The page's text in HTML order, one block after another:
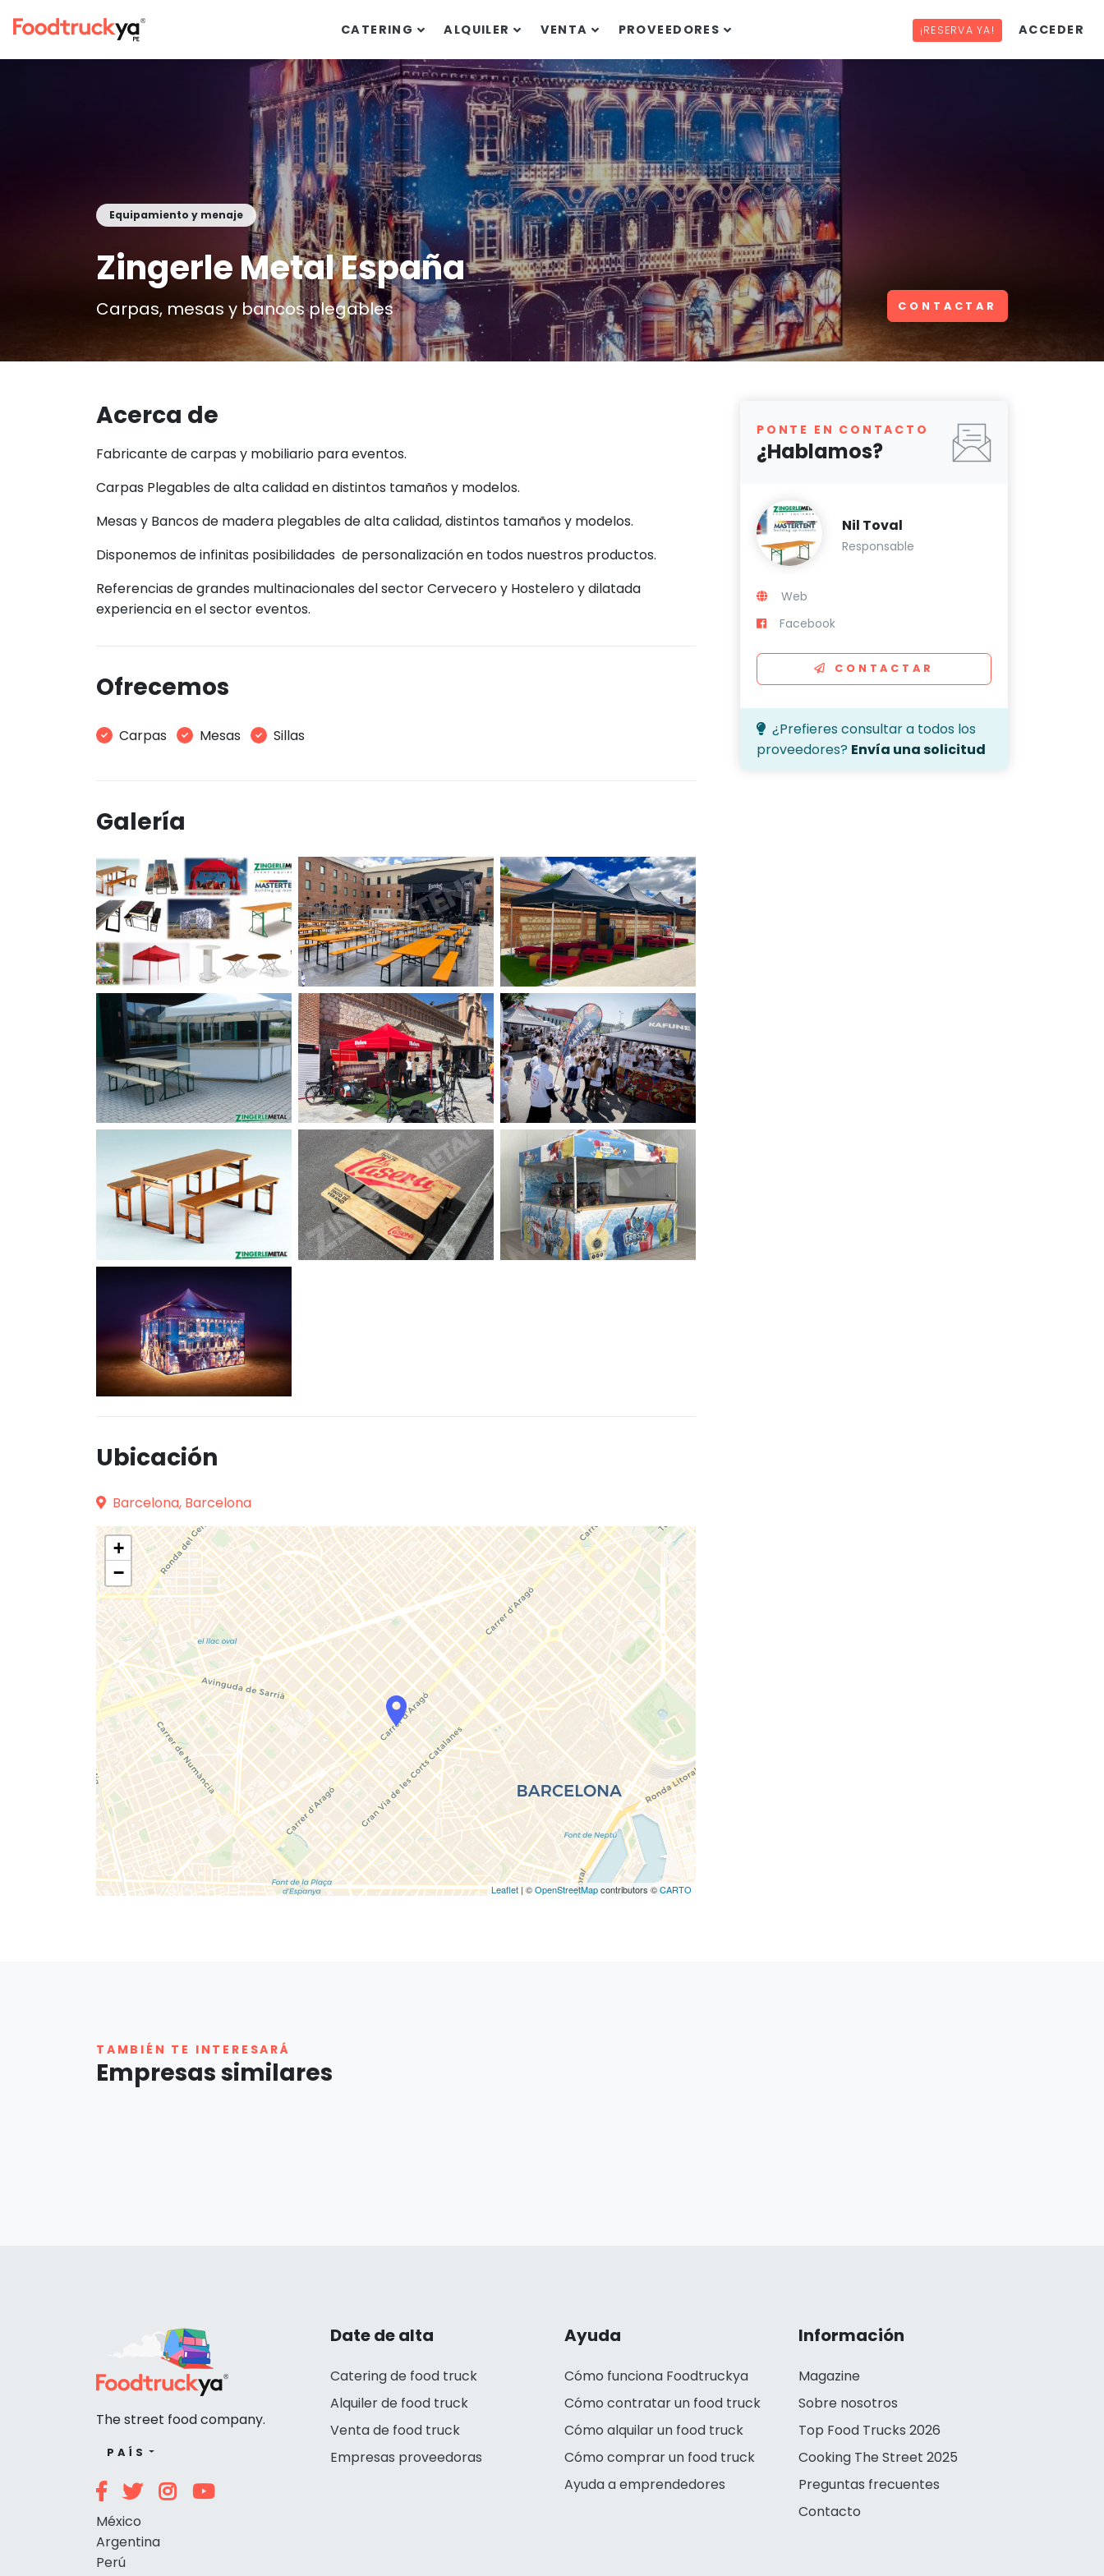
CATERING ALQUILER VENTA PROVEEDORES ¡RESERVA YA! ACCEDER
Equipamiento y menaje
Zingerle Metal España
Carpas, mesas y bancos plegables CONTACTAR
Acerca de
Fabricante de carpas y mobiliario para eventos.
Carpas Plegables de alta calidad en distintos tamaños y modelos.
Mesas y Bancos de madera plegables de alta calidad, distintos tamaños y modelos.
Disponemos de infinitas posibilidades de personalización en todos nuestros productos.
Referencias de grandes multinacionales del sector Cervecero y Hostelero y dilatada
experiencia en el sector eventos.
Ofrecemos
Carpas Mesas Sillas
Galería
Ubicación
Barcelona, Barcelona
+
−
Leaflet | ©OpenStreetMapcontributors ©CARTO
PONTE EN CONTACTO
¿Hablamos?
Nil Toval
Responsable
Web
Facebook
CONTACTAR
¿Prefieres consultar a todos los
proveedores? Envía una solicitud
TAMBIÉN TE INTERESARÁ
Empresas similares
Date de alta
Catering de food truck
Alquiler de food truck
Venta de food truck
Empresas proveedoras
Ayuda
Cómo funciona Foodtruckya
Cómo contratar un food truck
Cómo alquilar un food truck
Cómo comprar un food truck
Ayuda a emprendedores
Información
Magazine
Sobre nosotros
Top Food Trucks 2026
Cooking The Street 2025
Preguntas frecuentes
Contacto
The street food company.
PAÍS
México
Argentina
Perú